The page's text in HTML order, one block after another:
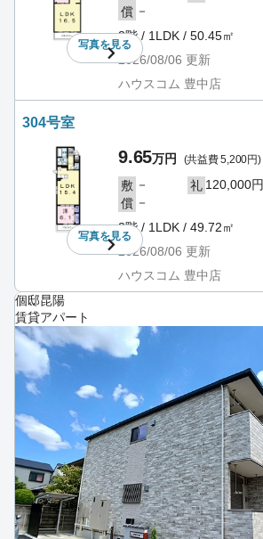
写真を見る
償 －
3階 / 1LDK / 50.45㎡
2026/08/06 更新
ハウスコム 豊中店
304号室
写真を見る
9.65万円 (共益費 5,200円)
敷 － 礼 120,000円
償 －
3階 / 1LDK / 49.72㎡
2026/08/06 更新
ハウスコム 豊中店
個邸昆陽
賃貸アパート